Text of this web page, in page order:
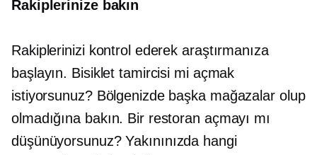
Rakiplerinize bakın
Rakiplerinizi kontrol ederek araştırmanıza
başlayın. Bisiklet tamircisi mi açmak
istiyorsunuz? Bölgenizde başka mağazalar olup
olmadığına bakın. Bir restoran açmayı mı
düşünüyorsunuz? Yakınınızda hangi